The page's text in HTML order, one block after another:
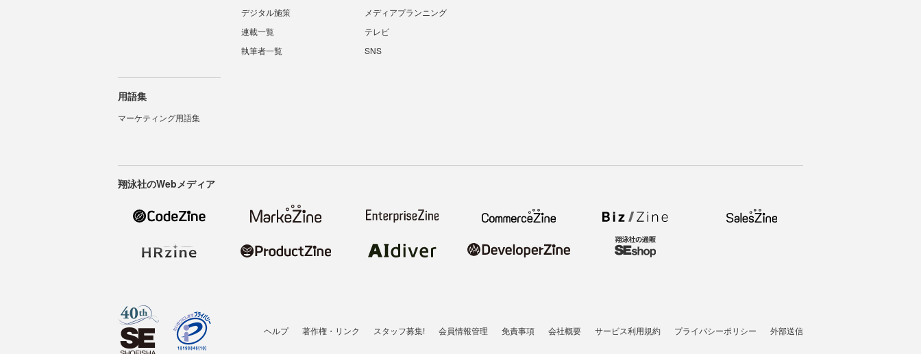
デジタル施策
メディアプランニング
連載一覧
テレビ
執筆者一覧
SNS
用語集
マーケティング用語集
翔泳社のWebメディア
ヘルプ 著作権・リンク スタッフ募集! 会員情報管理 免責事項 会社概要 サービス利用規約 プライバシーポリシー 外部送信